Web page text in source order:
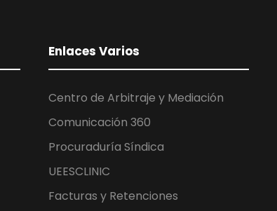
Enlaces Varios
Centro de Arbitraje y Mediación
Comunicación 360
Procuraduría Síndica
UEESCLINIC
Facturas y Retenciones